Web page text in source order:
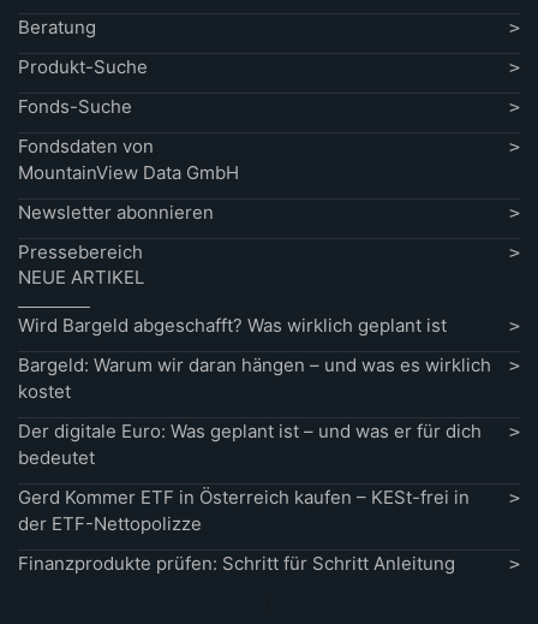
Beratung
Produkt-Suche
Fonds-Suche
Fondsdaten von
MountainView Data GmbH
Newsletter abonnieren
Pressebereich
NEUE ARTIKEL
Wird Bargeld abgeschafft? Was wirklich geplant ist
Bargeld: Warum wir daran hängen – und was es wirklich
kostet
Der digitale Euro: Was geplant ist – und was er für dich
bedeutet
Gerd Kommer ETF in Österreich kaufen – KESt-frei in
der ETF-Nettopolizze
Finanzprodukte prüfen: Schritt für Schritt Anleitung